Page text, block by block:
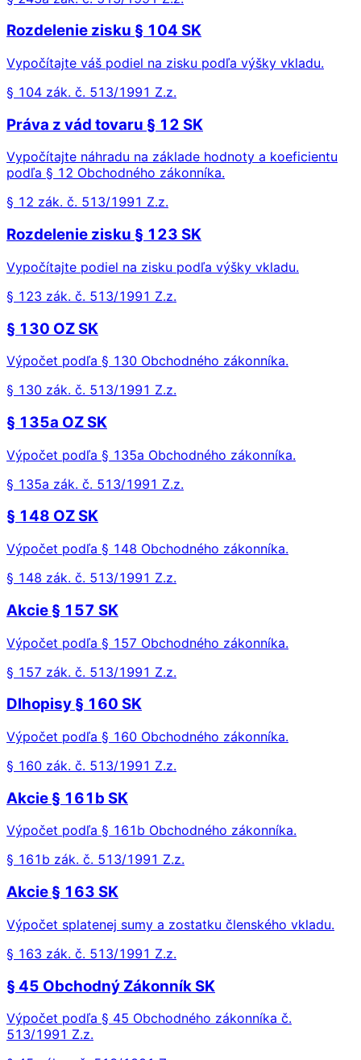
Rozdelenie zisku § 104 SK
Vypočítajte váš podiel na zisku podľa výšky vkladu.
§ 104 zák. č. 513/1991 Z.z.
Práva z vád tovaru § 12 SK
Vypočítajte náhradu na základe hodnoty a koeficientu
podľa § 12 Obchodného zákonníka.
§ 12 zák. č. 513/1991 Z.z.
Rozdelenie zisku § 123 SK
Vypočítajte podiel na zisku podľa výšky vkladu.
§ 123 zák. č. 513/1991 Z.z.
§ 130 OZ SK
Výpočet podľa § 130 Obchodného zákonníka.
§ 130 zák. č. 513/1991 Z.z.
§ 135a OZ SK
Výpočet podľa § 135a Obchodného zákonníka.
§ 135a zák. č. 513/1991 Z.z.
§ 148 OZ SK
Výpočet podľa § 148 Obchodného zákonníka.
§ 148 zák. č. 513/1991 Z.z.
Akcie § 157 SK
Výpočet podľa § 157 Obchodného zákonníka.
§ 157 zák. č. 513/1991 Z.z.
Dlhopisy § 160 SK
Výpočet podľa § 160 Obchodného zákonníka.
§ 160 zák. č. 513/1991 Z.z.
Akcie § 161b SK
Výpočet podľa § 161b Obchodného zákonníka.
§ 161b zák. č. 513/1991 Z.z.
Akcie § 163 SK
Výpočet splatenej sumy a zostatku členského vkladu.
§ 163 zák. č. 513/1991 Z.z.
§ 45 Obchodný Zákonník SK
Výpočet podľa § 45 Obchodného zákonníka č.
513/1991 Z.z.